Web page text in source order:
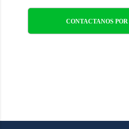
CONTACTANOS